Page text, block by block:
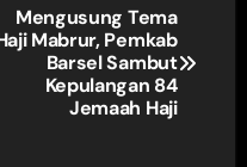
Mengusung Tema
Mabrur, Pemkab
Barsel Sambut
Kepulangan 84
Jemaah Haji